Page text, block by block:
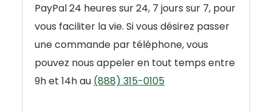
PayPal 24 heures sur 24, 7 jours sur 7, pour
vous faciliter la vie. Si vous désirez passer
une commande par téléphone, vous
pouvez nous appeler en tout temps entre
9h et 14h au (888) 315-0105